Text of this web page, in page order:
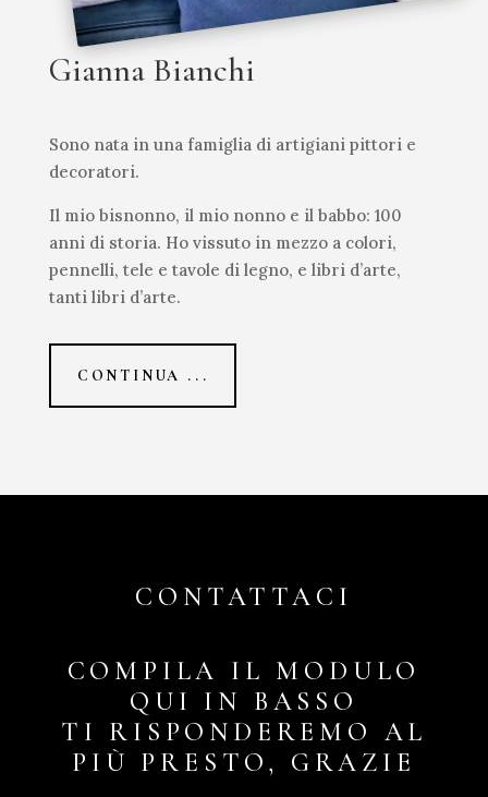
Gianna Bianchi
Sono nata in una famiglia di artigiani pittori e
decoratori.
Il mio bisnonno, il mio nonno e il babbo: 100
anni di storia. Ho vissuto in mezzo a colori,
pennelli, tele e tavole di legno, e libri d’arte,
tanti libri d’arte.
CONTINUA ...
CONTATTACI
COMPILA IL MODULO
QUI IN BASSO
TI RISPONDEREMO AL
PIÙ PRESTO, GRAZIE